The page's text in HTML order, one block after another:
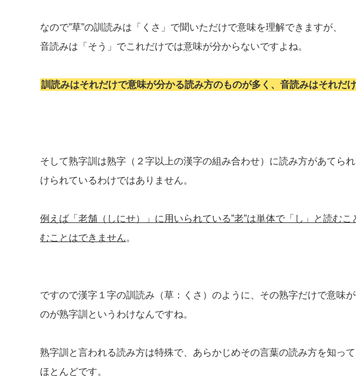
なので”草”の訓読みは「くさ」で聞いただけで意味を理解できますが、
音読みは「そう」でこれだけでは意味が分からないですよね。
訓読みはそれだけで意味が分かる読み方のものが多く、音読みはそれだ
そして熟字訓は熟字（２字以上の漢字の組み合わせ）に読み方があてら
けられているわけではありません。
例えば「老舗（しにせ）」に用いられている”老”は単体で「し」と読む
むことはできません。
ですので漢字１字の訓読み（草：くさ）のように、その熟字だけで意味
のが熟字訓というわけなんですね。
熟字訓と言われる読み方は特殊で、あらかじめその言葉の読み方を知っ
ほとんどです。